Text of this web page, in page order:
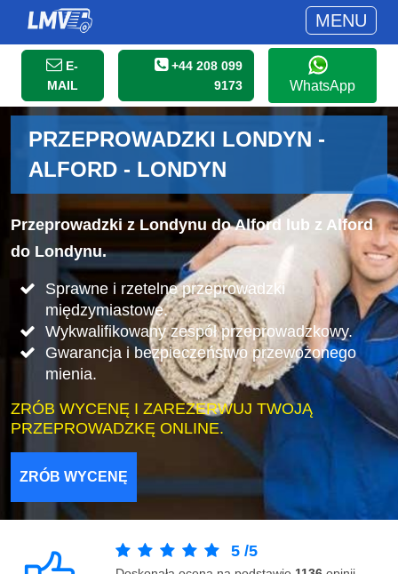
MENU
E-
MAIL
+44 208 099
9173
WhatsApp
PRZEPROWADZKI LONDYN -
ALFORD - LONDYN
Przeprowadzki z Londynu do Alford lub z Alford
do Londynu.
Sprawne i rzetelne przeprowadzki
międzymiastowe.
Wykwalifikowany zespół przeprowadzkowy.
Gwarancja i bezpieczeństwo przewożonego
mienia.
ZRÓB WYCENĘ I ZAREZERWUJ TWOJĄ
PRZEPROWADZKĘ ONLINE.
ZRÓB WYCENĘ
5 /5